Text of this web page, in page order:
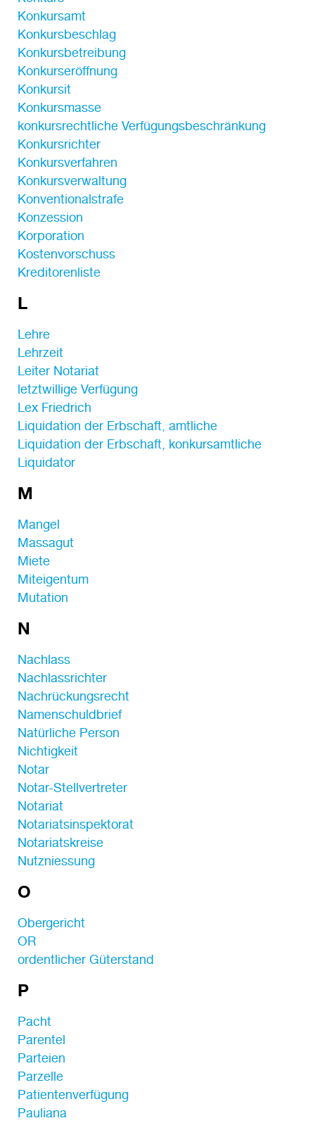
Konkursamt
Konkursbeschlag
Konkursbetreibung
Konkurseröffnung
Konkursit
Konkursmasse
konkursrechtliche Verfügungsbeschränkung
Konkursrichter
Konkursverfahren
Konkursverwaltung
Konventionalstrafe
Konzession
Korporation
Kostenvorschuss
Kreditorenliste
L
Lehre
Lehrzeit
Leiter Notariat
letztwillige Verfügung
Lex Friedrich
Liquidation der Erbschaft, amtliche
Liquidation der Erbschaft, konkursamtliche
Liquidator
M
Mangel
Massagut
Miete
Miteigentum
Mutation
N
Nachlass
Nachlassrichter
Nachrückungsrecht
Namenschuldbrief
Natürliche Person
Nichtigkeit
Notar
Notar-Stellvertreter
Notariat
Notariatsinspektorat
Notariatskreise
Nutzniessung
O
Obergericht
OR
ordentlicher Güterstand
P
Pacht
Parentel
Parteien
Parzelle
Patientenverfügung
Pauliana